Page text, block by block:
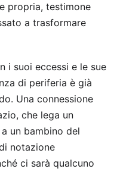
propria, testimone
a trasformare
i suoi eccessi e le sue
di periferia è già
Una connessione
che lega un
un bambino del
notazione
ci sarà qualcuno